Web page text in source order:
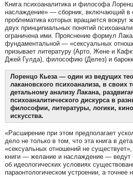
Книга психоаналитика и философа
наслаждение» — сборник, включающий в
проблематика которых вращается вокруг
двух принципиальных понятий
ограничена ими. Прояснение формул
фундаментальной — «сексуальных
призывает литературу (Арто, Жене и
Джей Гулда), философию (Делез) и
Лоренцо Кьеза — один из ведущих
лакановского психоанализа, в своих
детальному анализу Лакана,
психоаналитического дискурса в
философии, литературы, логики,
искусства.
«Расширение при этом предполагает
дело не только в том, что эта книга в
«сексуальных отношений не
книги — желание и наслаждение — ведут
об идеологических условиях
параонтологическом устроении, а точнее